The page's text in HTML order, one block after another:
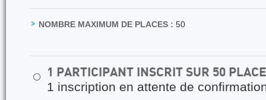
NOMBRE MAXIMUM DE PLACES : 50
⚪ 1 PARTICIPANT INSCRIT SUR 50
1 inscription en attente de